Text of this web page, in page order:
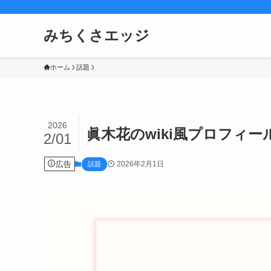
みちくさエッジ
ホーム 話題
眞木花のwiki風プロフィー
2026
2/01
広告 話題 2026年2月1日